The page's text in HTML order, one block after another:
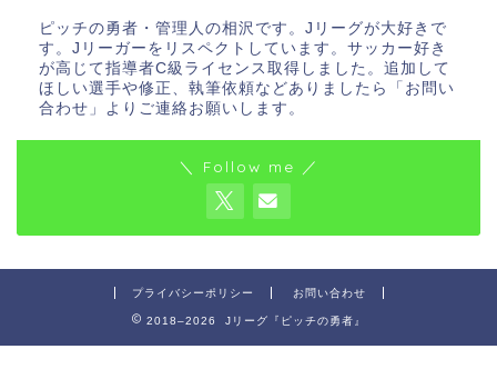
ピッチの勇者・管理人の相沢です。Jリーグが大好きで
す。Jリーガーをリスペクトしています。サッカー好き
が高じて指導者C級ライセンス取得しました。追加して
ほしい選手や修正、執筆依頼などありましたら「お問い
合わせ」よりご連絡お願いします。
＼ Follow me ／
プライバシーポリシー お問い合わせ
2018–2026 Jリーグ『ピッチの勇者』